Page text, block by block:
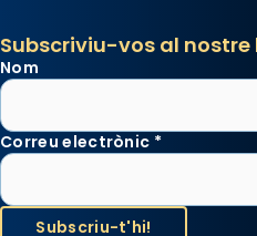
Subscriviu-vos al
Nom
Correu electrònic *